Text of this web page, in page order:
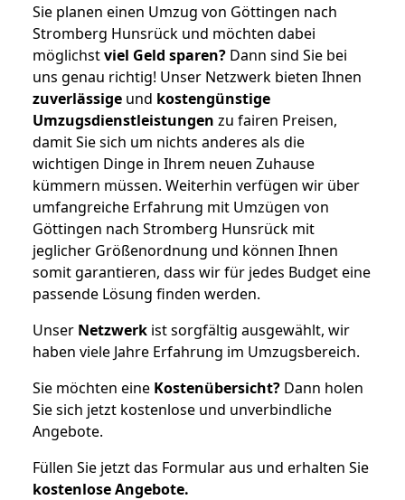
Sie planen einen Umzug von Göttingen nach
Stromberg Hunsrück und möchten dabei
möglichstviel Geld sparen? Dann sind Sie bei
uns genau richtig! Unser Netzwerk bieten Ihnen
zuverlässige und kostengünstige
Umzugsdienstleistungen zu fairen Preisen,
damit Sie sich um nichts anderes als die
wichtigen Dinge in Ihrem neuen Zuhause
kümmern müssen. Weiterhin verfügen wir über
umfangreiche Erfahrung mit Umzügen von
Göttingen nach Stromberg Hunsrück mit
jeglicher Größenordnung und können Ihnen
somit garantieren, dass wir für jedes Budget eine
passende Lösung finden werden.
Unser Netzwerk ist sorgfältig ausgewählt, wir
haben viele Jahre Erfahrung im Umzugsbereich.
Sie möchten eine Kostenübersicht? Dann holen
Sie sich jetzt kostenlose und unverbindliche
Angebote.
Füllen Sie jetzt das Formular aus und erhalten Sie
kostenloseAngebote.